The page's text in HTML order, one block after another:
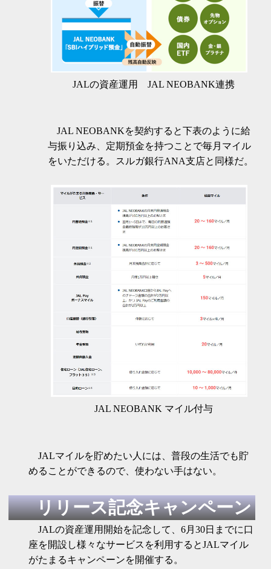
JALの資産運用 JAL NEOBANK連携
JAL NEOBANKを契約すると下表のように給
与振り込み、定期預金を持つことで毎月マイル
をいただける。スルガ銀行ANA支店と同様だ。
JAL NEOBANK マイル付与
JALマイルを貯めたい人には、普段の生活でも貯
めることができるので、使わない手はない。
リリース記念キャンペーン
JALの資産運用開始を記念して、6月30日までに口
座を開設し様々なサービスを利用するとJALマイル
がたまるキャンペーンを開催する。